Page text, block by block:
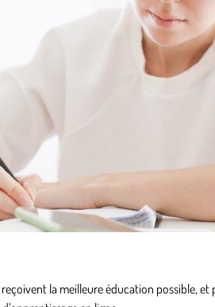
la meilleure éducation possible,